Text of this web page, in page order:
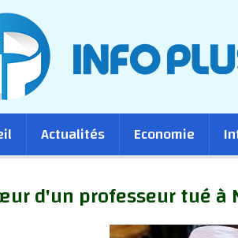
MainActualités Economie
d'un professeur tué à